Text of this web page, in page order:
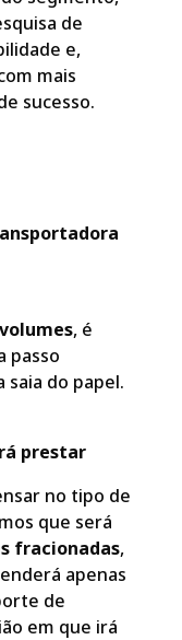
de
e,
mais
sucesso.
, é
passo
saia do papel.
prestar
no tipo de
que será
fracionadas,
apenas
de
em que irá